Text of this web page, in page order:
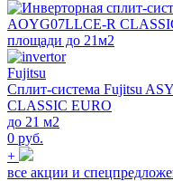
Fujitsu
Сплит-система Fujitsu
CLASSIC EURO
до 21 м2
0 руб.
+
все акции и